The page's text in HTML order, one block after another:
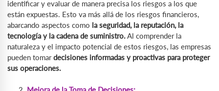
identificar y evaluar de manera precisa los riesgos a los que
están expuestas. Esto va más allá de los riesgos financieros,
abarcando aspectos como la seguridad, la reputación, la
tecnología y la cadena de suministro.Al comprender la
naturaleza y el impacto potencial de estos riesgos, las empresas
pueden tomardecisiones informadas y proactivas para proteger
sus operaciones.